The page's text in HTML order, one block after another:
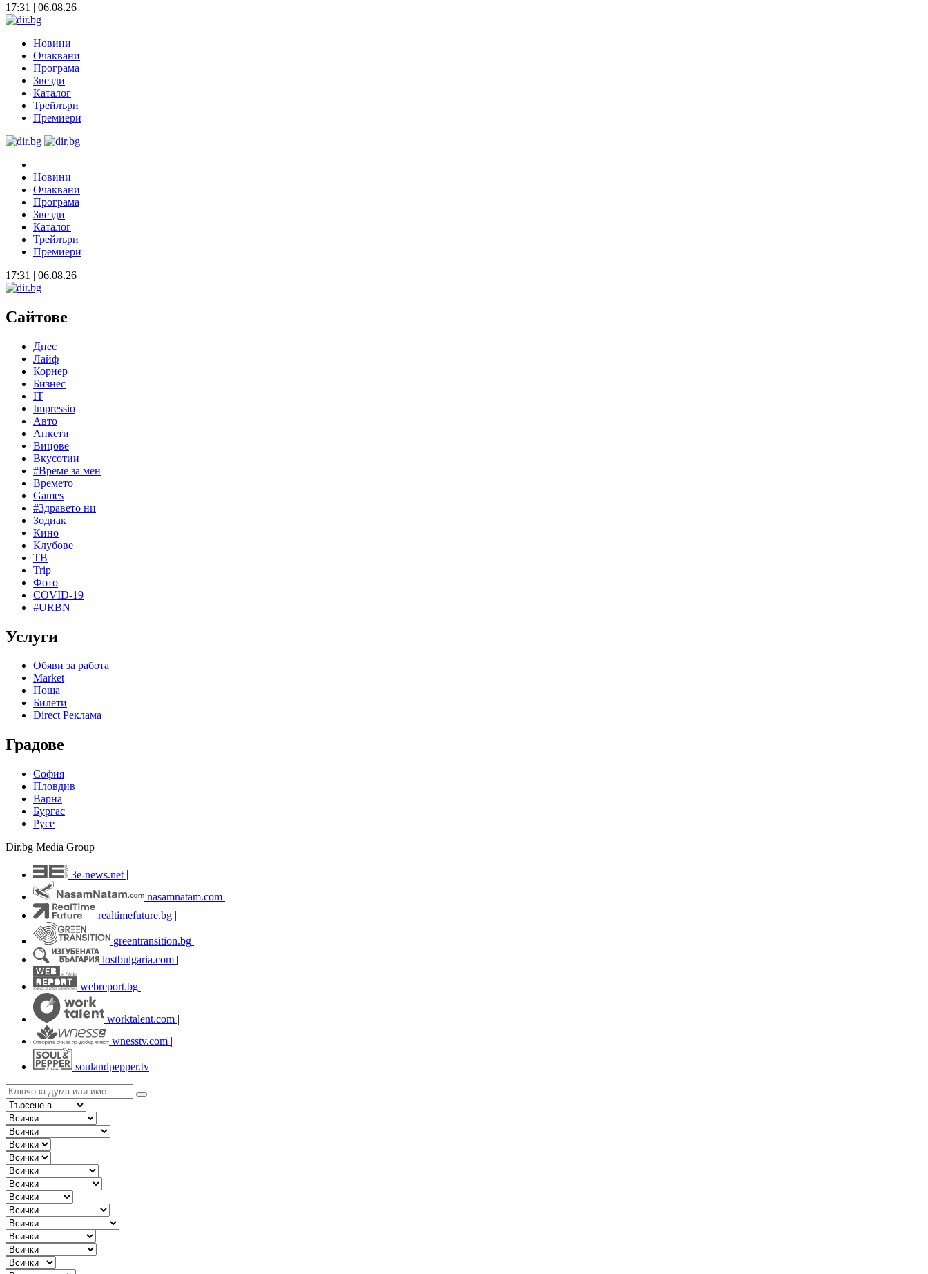
17:31 | 06.08.26
Новини
Очаквани
Програма
Звезди
Каталог
Трейлъри
Премиери
Новини
Очаквани
Програма
Звезди
Каталог
Трейлъри
Премиери
17:31 | 06.08.26
Сайтове
Днес
Лайф
Корнер
Бизнес
IT
Impressio
Авто
Анкети
Вицове
Вкусотии
#Време за мен
Времето
Games
#Здравето ни
Зодиак
Кино
Клубове
ТВ
Trip
Фото
COVID-19
#URBN
Услуги
Обяви за работа
Market
Поща
Билети
Direct Реклама
Градове
София
Пловдив
Варна
Бургас
Русе
Dir.bg Media Group
3e-news.net
nasamnatam.com |
realtimefuture.bg |
greentransition.bg |
lostbulgaria.com |
webreport.bg |
worktalent.com |
wnesstv.com |
soulandpepper.tv